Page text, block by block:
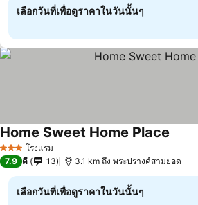
เลือกวันที่เพื่อดูราคาในวันนั้นๆ
3 ดาว โรงแรม
Home Sweet Home Place
7.9 ดี 13 3.1 km ถึง พระปรางค์สามยอด
เลือกวันที่เพื่อดูราคาในวันนั้นๆ